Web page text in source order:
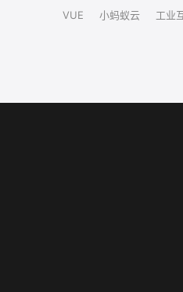
VUE
小蚂蚁云 工业